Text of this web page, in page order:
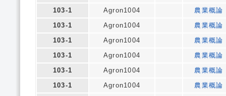
103-1
Agron1004
農業概論
103-1
Agron1004
農業概論
103-1
Agron1004
農業概論
103-1
Agron1004
農業概論
103-1
Agron1004
農業概論
103-1
Agron1004
農業概論